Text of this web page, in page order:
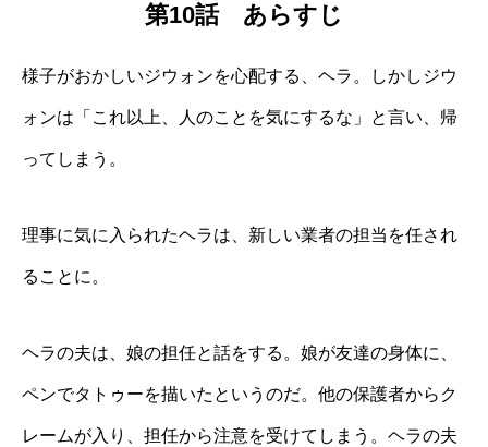
第10話 あらすじ
様子がおかしいジウォンを心配する、ヘラ。しかしジウ
ォンは「これ以上、人のことを気にするな」と言い、帰
ってしまう。
理事に気に入られたヘラは、新しい業者の担当を任され
ることに。
ヘラの夫は、娘の担任と話をする。娘が友達の身体に、
ペンでタトゥーを描いたというのだ。他の保護者からク
レームが入り、担任から注意を受けてしまう。ヘラの夫